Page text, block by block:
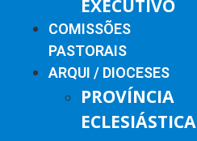
EXECUTIVO
COMISSÕES
PASTORAIS
ARQUI / DIOCESES
PROVÍNCIA
ECLESIÁSTICA